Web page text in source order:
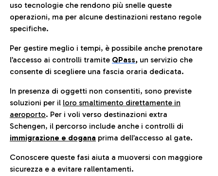
uso tecnologie che rendono più snelle queste
operazioni, ma per alcune destinazioni restano regole
specifiche.
Per gestire meglio i tempi, è possibile anche prenotare
l’accesso ai controlli tramite QPass, un servizio che
consente di scegliere una fascia oraria dedicata.
In presenza di oggetti non consentiti, sono previste
soluzioni per il loro smaltimento direttamente in
aeroporto. Per i voli verso destinazioni extra
Schengen, il percorso include anche i controlli di
immigrazione e dogana prima dell’accesso al gate.
Conoscere queste fasi aiuta a muoversi con maggiore
sicurezza e a evitare rallentamenti.